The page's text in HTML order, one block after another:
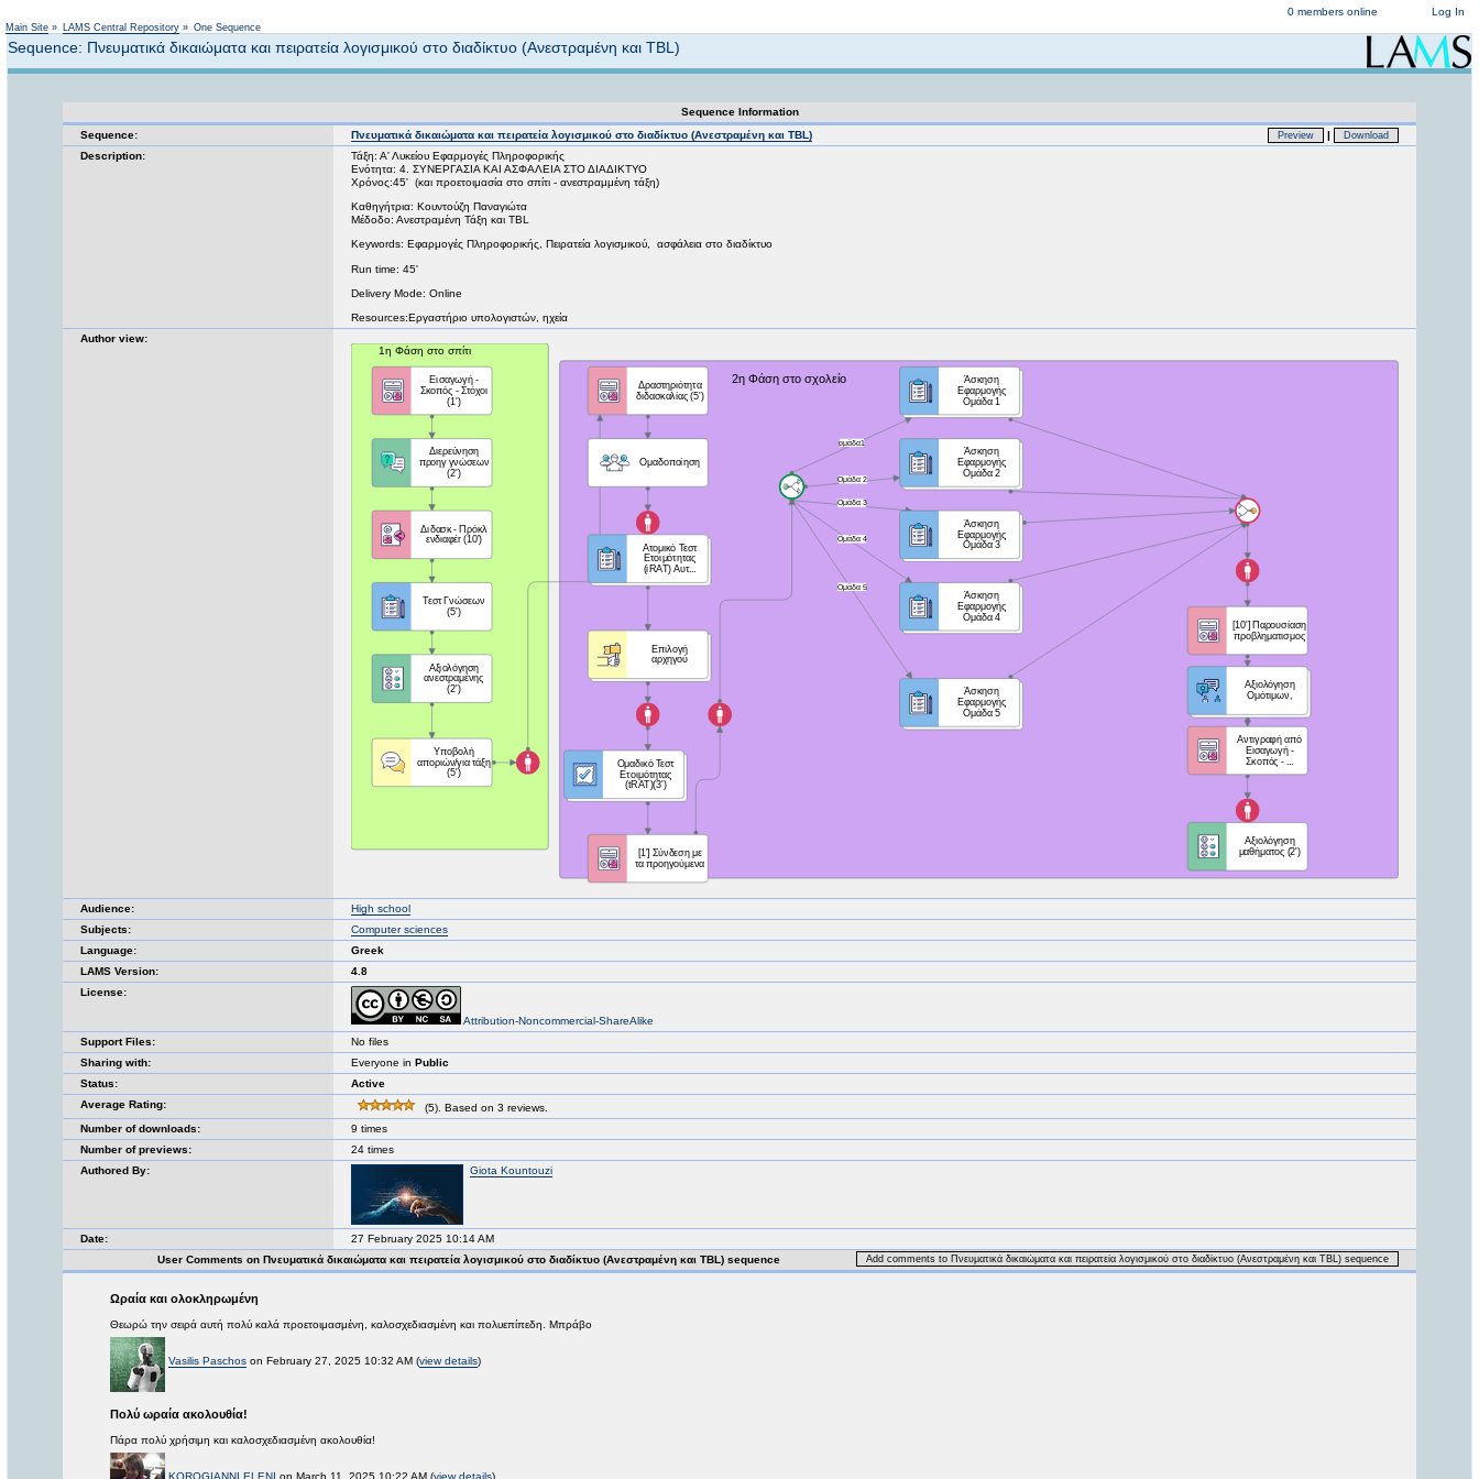
Log In
0 members online
Main Site » LAMS Central Repository » One Sequence
Sequence: Πνευματικά δικαιώματα και πειρατεία λογισμικού στο διαδίκτυο (Ανεστραμένη και TBL)
Sequence Information
Sequence:
Πνευματικά δικαιώματα και πειρατεία λογισμικού στο διαδίκτυο (Ανεστραμένη και TBL) Preview | Download
Description:
Τάξη: Α' Λυκείου Εφαρμογές Πληροφορικής
Ενότητα: 4. ΣΥΝΕΡΓΑΣΙΑ ΚΑΙ ΑΣΦΑΛΕΙΑ ΣΤΟ ΔΙΑΔΙΚΤΥΟ
Χρόνος:45' (και προετοιμασία στο σπίτι - ανεστραμμένη τάξη)
Καθηγήτρια: Κουντούζη Παναγιώτα
Μέδοδο: Ανεστραμένη Τάξη και TBL
Keywords: Εφαρμογές Πληροφορικής, Πειρατεία λογισμικού, ασφάλεια στο διαδίκτυο
Run time: 45'
Delivery Mode: Online
Resources:Eργαστήριο υπολογιστών, ηχεία
Author view:
Audience:
High school
Subjects:
Computer sciences
Language:
Greek
LAMS Version:
4.8
License:
Attribution-Noncommercial-ShareAlike
Support Files:
No files
Sharing with:
Everyone in Public
Status:
Active
Average Rating:
(5). Based on 3 reviews.
Number of downloads:
9 times
Number of previews:
24 times
Authored By:
Giota Kountouzi
Date:
27 February 2025 10:14 AM
User Comments on Πνευματικά δικαιώματα και πειρατεία λογισμικού στο διαδίκτυο (Ανεστραμένη και TBL) sequence
Add comments to Πνευματικά δικαιώματα και πειρατεία λογισμικού στο διαδίκτυο (Ανεστραμένη και TBL) sequence
Ωραία και ολοκληρωμένη
Θεωρώ την σειρά αυτή πολύ καλά προετοιμασμένη, καλοσχεδιασμένη και πολυεπίπεδη. Μπράβο
Vasilis Paschos on February 27, 2025 10:32 AM (view details)
Πολύ ωραία ακολουθία!
Πάρα πολύ χρήσιμη και καλοσχεδιασμένη ακολουθία!